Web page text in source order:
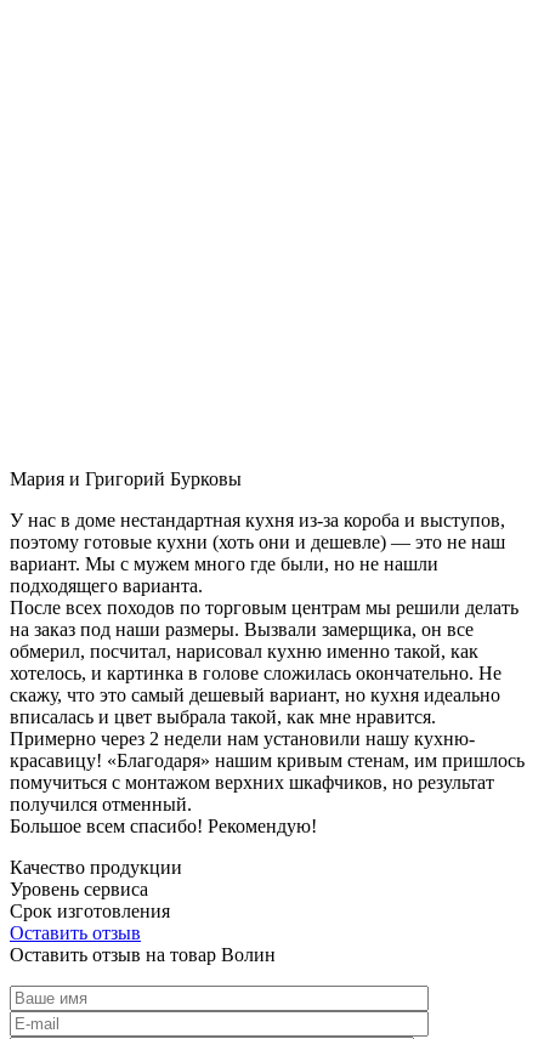
Мария и Григорий Бурковы
У нас в доме нестандартная кухня из-за короба и выступов,
поэтому готовые кухни (хоть они и дешевле) — это не наш
вариант. Мы с мужем много где были, но не нашли
подходящего варианта.
После всех походов по торговым центрам мы решили делать
на заказ под наши размеры. Вызвали замерщика, он все
обмерил, посчитал, нарисовал кухню именно такой, как
хотелось, и картинка в голове сложилась окончательно. Не
скажу, что это самый дешевый вариант, но кухня идеально
вписалась и цвет выбрала такой, как мне нравится.
Примерно через 2 недели нам установили нашу кухню-
красавицу! «Благодаря» нашим кривым стенам, им пришлось
помучиться с монтажом верхних шкафчиков, но результат
получился отменный.
Большое всем спасибо! Рекомендую!
Качество продукции
Уровень сервиса
Срок изготовления
Оставить отзыв
Оставить отзыв на товар Волин